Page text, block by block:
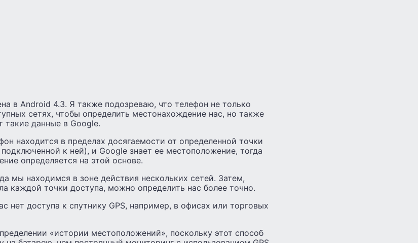
​​в Android 4.3. Я также подозреваю, что телефон не только
сетях, чтобы определить местонахождение нас, но также
такие данные в Google.
находится в пределах досягаемости от определенной точки
к ней), и Google знает ее местоположение, тогда
определяется на этой основе.
мы находимся в зоне действия нескольких сетей. Затем,
каждой точки доступа, можно определить нас более точно.
нет доступа к спутнику GPS, например, в офисах или торговых
«истории местоположений», поскольку этот способ